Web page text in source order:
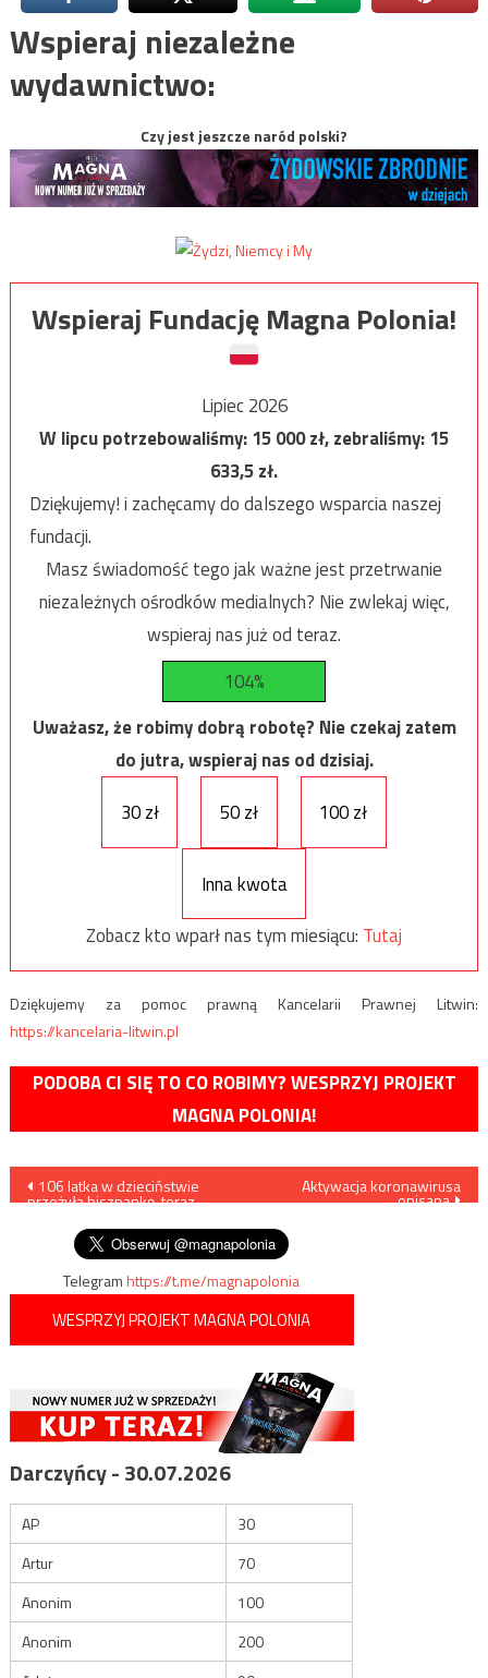
Wspieraj niezależne
wydawnictwo:
Czy jest jeszcze naród polski?
Wspieraj Fundację Magna Polonia!
Lipiec 2026
W lipcu potrzebowaliśmy:15 000zł, zebraliśmy:15
633,5zł.
Dziękujemy! i zachęcamy do dalszego wsparcia naszej
fundacji.
Masz świadomość tego jak ważne jest przetrwanie
niezależnych ośrodków medialnych? Nie zwlekaj więc,
wspieraj nas już od teraz.
104%
Uważasz, że robimy dobrą robotę? Nie czekaj zatem
do jutra, wspieraj nas od dzisiaj.
30 zł
50 zł 100 zł
Inna kwota
Zobacz kto wparł nas tym miesiącu: Tutaj
Dziękujemy za pomoc prawną Kancelarii Prawnej Litwin:
https://kancelaria-litwin.pl
PODOBA CI SIĘ TO CO ROBIMY? WESPRZYJ PROJEKT
MAGNA POLONIA!
Nawigacja
wpisu
106 latka w dzieciństwie
przeżyła hiszpankę, teraz
Aktywacja koronawirusa
opisana
Telegramhttps://t.me/magnapolonia
WESPRZYJ PROJEKT MAGNA POLONIA
Darczyńcy - 30.07.2026
AP
30
Artur
70
Anonim
100
Anonim
200